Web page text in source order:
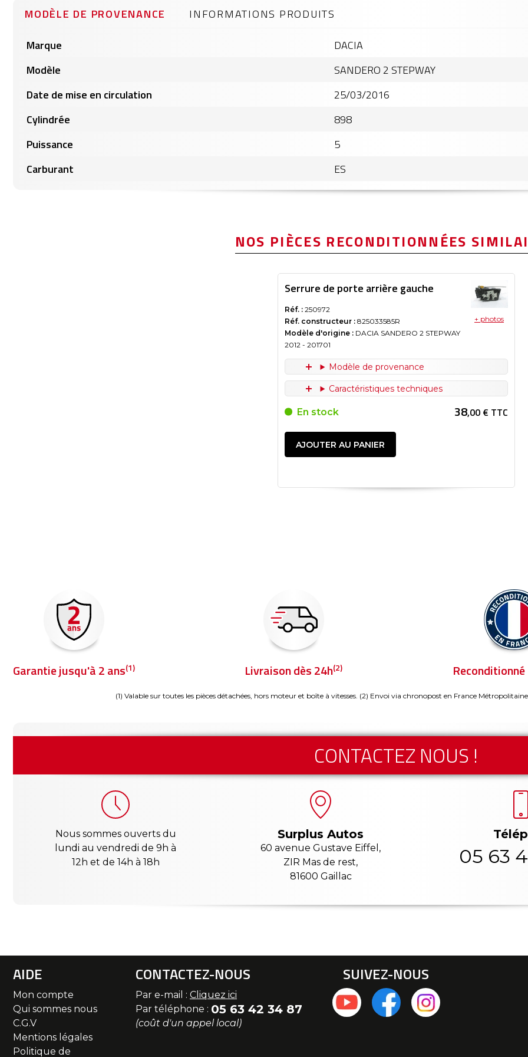
MODÈLE DE PROVENANCE
produits
Marque
DACIA
Modèle
SANDERO 2 STEPWAY
Date de mise en circulation
25/03/2016
Cylindrée
898
Puissance
5
Carburant
ES
INFORMATIONS PRODUITS
NOS PIÈCES RECONDITIONNÉES
Serrure de porte arrière gauche
Réf. : 250972
Réf. constructeur : 825033585R
Modèle d'origine : DACIA SANDERO 2 STEPWAY
2012 - 201701
+ photos
Modèle de provenance
Caractéristiques techniques
En stock 38,00 € TTC
AJOUTER AU PANIER
Garantie jusqu'à 2 ans(1) Livraison dès 24h(2) Reconditionné
(1) Valable sur toutes les pièces détachées, hors moteur et boîte à vitesses. (2) Envoi via chronopost en France
CONTACTEZ NOUS !
Nous sommes ouverts du
lundi au vendredi de 9h à
12h et de 14h à 18h
Surplus Autos
60 avenue Gustave Eiffel,
ZIR Mas de rest,
81600 Gaillac
05 63
AIDE
Mon compte
Qui sommes nous
C.G.V
Mentions légales
Politique de
CONTACTEZ-NOUS
Par e-mail : Cliquez ici
Par téléphone : 05 63 42 34 87
(coût d'un appel local)
SUIVEZ-NOUS